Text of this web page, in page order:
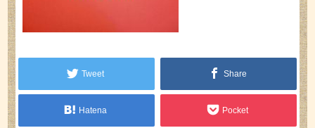
Tweet Share
Hatena Pocket